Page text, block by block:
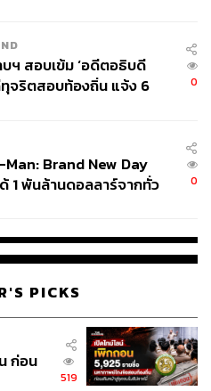
ฯ สอบเข้ม ‘อดีตอธิบดี
จริตสอบท้องถิ่น แจ้ง 6
0
Brand New Day
1 พันล้านดอลลาร์จากทั่ว
0
PICKS
ก่อน
519